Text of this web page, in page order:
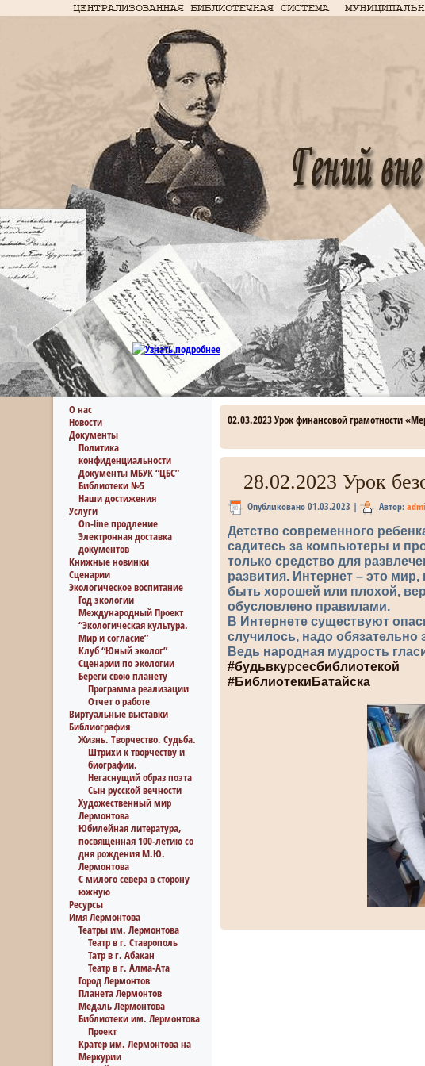
О нас
Новости
Документы
Политика
конфиденциальности
Документы МБУК “ЦБС”
Библиотеки №5
Наши достижения
Услуги
On-line продление
Электронная доставка
документов
Книжные новинки
Сценарии
Экологическое воспитание
Год экологии
Международный Проект
“Экологическая культура.
Мир и согласие”
Клуб “Юный эколог”
Сценарии по экологии
Береги свою планету
Программа реализации
Отчет о работе
Виртуальные выставки
Библиография
Жизнь. Творчество. Судьба.
Штрихи к творчеству и
биографии.
Негаснущий образ поэта
Сын русской вечности
Художественный мир
Лермонтова
Юбилейная литература,
посвященная 100-летию со
дня рождения М.Ю.
Лермонтова
С милого севера в сторону
южную
Ресурсы
Имя Лермонтова
Театры им. Лермонтова
Театр в г. Ставрополь
Татр в г. Абакан
Театр в г. Алма-Ата
Город Лермонтов
Планета Лермонтов
Медаль Лермонтова
Библиотеки им. Лермонтова
Проект
Кратер им. Лермонтова на
Меркурии
02.03.2023 Урок финансовой грамотности
28.02.2023 Урок
Опубликовано01.03.2023 | Автор:
Детство современного
садитесь за компьютеры и
только средство для
развития. Интернет – это
быть хорошей или плохой,
обусловлено правилами.
В Интернете существуют
случилось, надо
Ведь народная мудрость
#будьвкурсесбиблиотекой
#БиблиотекиБатайска